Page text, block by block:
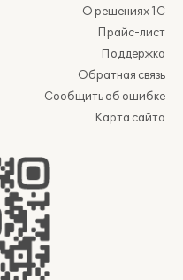
О решениях 1С
Прайс-лист
Поддержка
Обратная связь
Сообщить об ошибке
Карта сайта